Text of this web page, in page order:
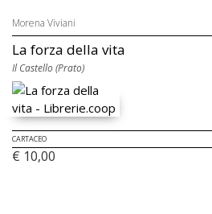
Morena Viviani
La forza della vita
Il Castello (Prato)
CARTACEO
€ 10,00